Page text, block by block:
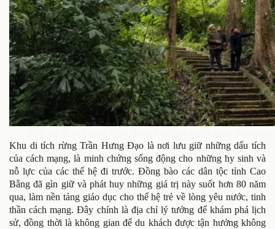
Khu di tích rừng Trần Hưng Đạo là nơi lưu giữ những dấu tích
của cách mạng, là minh chứng sống động cho những hy sinh và
nỗ lực của các thế hệ đi trước. Đồng bào các dân tộc tỉnh Cao
Bằng đã gìn giữ và phát huy những giá trị này suốt hơn 80 năm
qua, làm nền tảng giáo dục cho thế hệ trẻ về lòng yêu nước, tinh
thần cách mạng. Đây chính là địa chỉ lý tưởng để khám phá lịch
sử, đồng thời là không gian để du khách được tận hưởng không